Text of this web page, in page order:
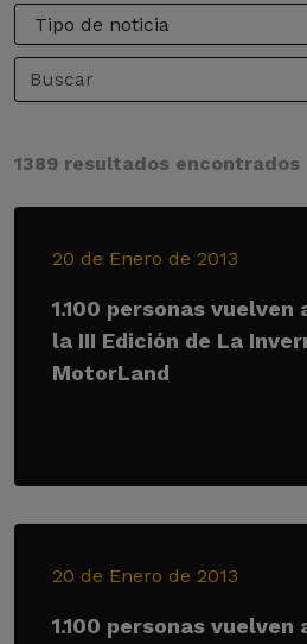
1389 resultados encontrados
20 de Enero de 2013
1.100 personas
la III Edición de La
MotorLand
20 de Enero de 2013
1.100 personas